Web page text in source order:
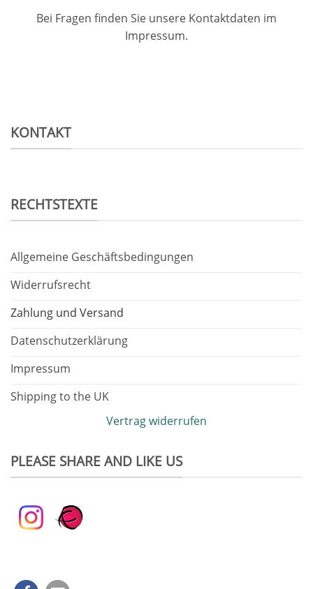
Bei Fragen finden Sie unsere Kontaktdaten im
Impressum.
KONTAKT
RECHTSTEXTE
Allgemeine Geschäftsbedingungen
Widerrufsrecht
Zahlung und Versand
Datenschutzerklärung
Impressum
Shipping to the UK
Vertrag widerrufen
PLEASE SHARE AND LIKE US